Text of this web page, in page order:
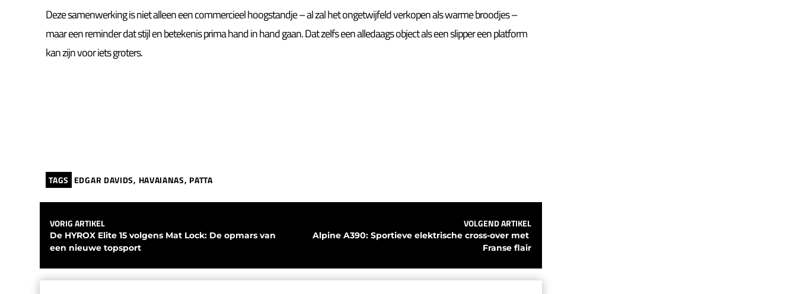
Deze samenwerking is niet alleen een commercieel hoogstandje – al zal het ongetwijfeld verkopen als warme broodjes –
maar een reminder dat stijl en betekenis prima hand in hand gaan. Dat zelfs een alledaags object als een slipper een platform
kan zijn voor iets groters.
TAGS EDGAR DAVIDS, HAVAIANAS, PATTA
VORIG ARTIKEL
De HYROX Elite 15 volgens Mat Lock: De opmars van
een nieuwe topsport
VOLGEND ARTIKEL
Alpine A390: Sportieve elektrische cross-over met
Franse flair